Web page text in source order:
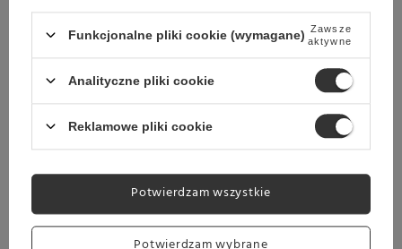
12 999,00 zł
Towar dostępny w magazynie
Sprawdź cennik
Ekspres do kawy Jura Z10 Diamond White (EB)
5.00 1 opinie
Funkcjonalne pliki cookie (wymagane) Zawsze
aktywne
Analityczne pliki cookie
Reklamowe pliki cookie
Potwierdzam wszystkie